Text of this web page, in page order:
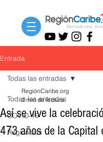
Entrada
Todas las entradas
COVID-19
Regionales
Todas las entradas
Así se vive la
473 años de la Capital
RegiónCaribe.org
2 min de lectura